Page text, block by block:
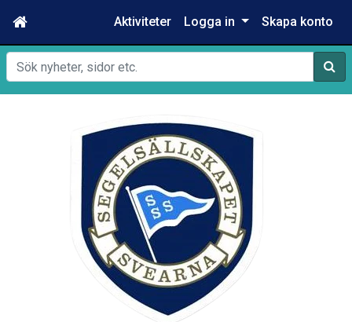
Aktiviteter Logga in Skapa konto
Sök